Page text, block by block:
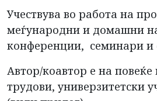
Учествува во работа на
меѓународни и домашни
конференции, семинари и
Автор/коавтор е на
трудови, универзитетски